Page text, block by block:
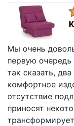
Мы очень
первую очередь
так сказать,
комфортное
отсутствие
приносят